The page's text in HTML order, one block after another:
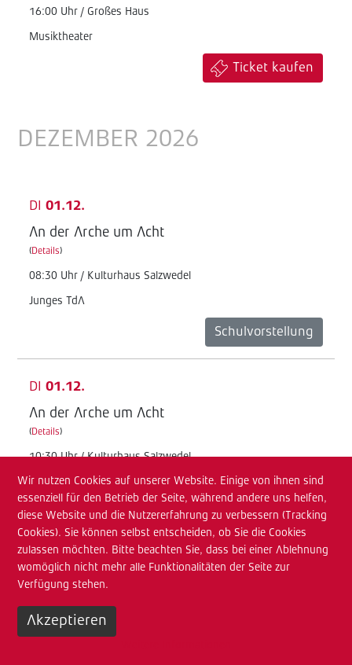
16:00 Uhr / Großes Haus
Musiktheater
Ticket kaufen
DEZEMBER 2026
DI 01.12.
An der Arche um Acht
(Details)
08:30 Uhr / Kulturhaus Salzwedel
Junges TdA
Schulvorstellung
DI 01.12.
An der Arche um Acht
(Details)
10:30 Uhr / Kulturhaus Salzwedel
Junges TdA
Schulvorstellung
MI 02.12.
An der Arche um Acht
(Details
08:30 Uhr / Kulturhaus Salzwedel
Wir nutzen Cookies auf unserer Website. Einige von ihnen sind
essenziell für den Betrieb der Seite, während andere uns helfen,
diese Website und die Nutzererfahrung zu verbessern (Tracking
Cookies). Sie können selbst entscheiden, ob Sie die Cookies
zulassen möchten. Bitte beachten Sie, dass bei einer Ablehnung
womöglich nicht mehr alle Funktionalitäten der Seite zur
Verfügung stehen.
Akzeptieren